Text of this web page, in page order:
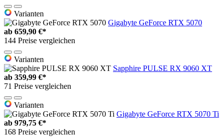
Varianten
Gigabyte GeForce RTX 5070
ab 659,90 €*
144 Preise vergleichen
Varianten
Sapphire PULSE RX 9060 XT
ab 359,99 €*
71 Preise vergleichen
Varianten
Gigabyte GeForce RTX 5070 Ti
ab 979,75 €*
168 Preise vergleichen